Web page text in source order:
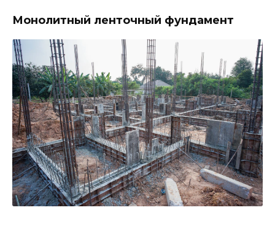
Монолитный ленточный фундамент